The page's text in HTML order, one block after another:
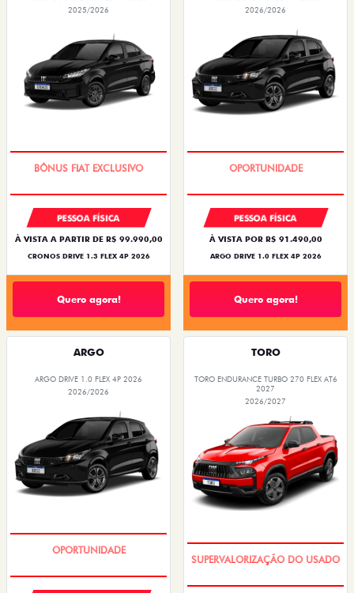
2025/2026
PESSOA FÍSICA
À VISTA A PARTIR DE R$ 99.990,00
CRONOS DRIVE 1.3 FLEX 4P 2026
Quero agora!
2026/2026
PESSOA FÍSICA
À VISTA POR R$ 91.490,00
ARGO DRIVE 1.0 FLEX 4P 2026
Quero agora!
ARGO
ARGO DRIVE 1.0 FLEX 4P 2026
2026/2026
TORO
TORO ENDURANCE TURBO 270 FLEX AT6
2027
2026/2027
COM USADO NA TROCA